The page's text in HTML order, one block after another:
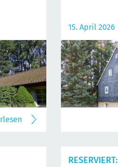
15. April 2026
RESERVIERT: